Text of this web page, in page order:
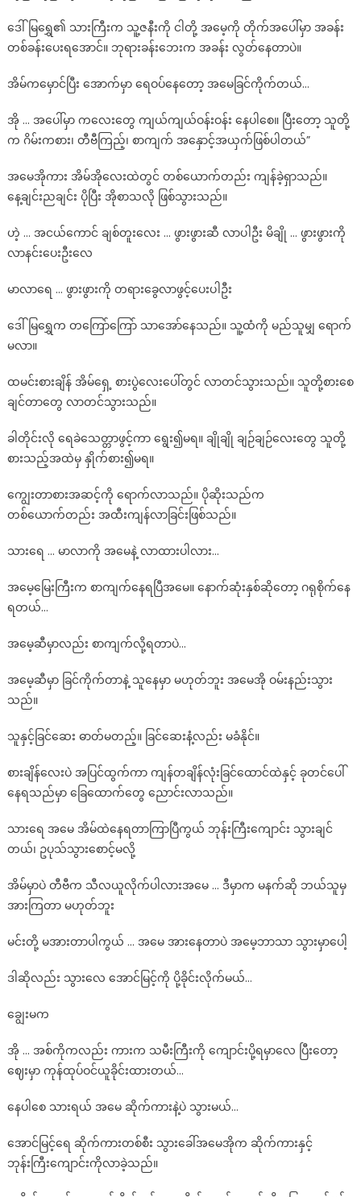
ဒေါ်မြရွှေ၏ သားကြီးက သူ့ဇနီးကို ငါတို့ အမေ့ကို တိုက်အပေါ်မှာ အခန်း
တစ်ခန်းပေးရအောင်။ ဘုရားခန်းဘေးက အခန်း လွတ်နေတာပဲ။
အိမ်ကမှောင်ပြီး အောက်မှာ ရေဝပ်နေတော့ အမေခြင်ကိုက်တယ်…
အို … အပေါ်မှာ ကလေးတွေ ကျယ်ကျယ်ဝန်းဝန်း နေပါစေ။ ပြီးတော့ သူတို့
က ဂိမ်းကစား၊ တီဗီကြည့်၊ စာကျက် အနှောင့်အယှက်ဖြစ်ပါတယ်”
အမေအိုကား အိမ်အိုလေးထဲတွင် တစ်ယောက်တည်း ကျန်ခဲ့ရှာသည်။
နေ့ချင်းညချင်း ပိုပြီး အိုစာသလို ဖြစ်သွားသည်။
ဟဲ့ … အငယ်ကောင် ချစ်တူးလေး … ဖွားဖွားဆီ လာပါဦး မိချို … ဖွားဖွားကို
လာနင်းပေးဦးလေ
မာလာရေ … ဖွားဖွားကို တရားခွေလာဖွင့်ပေးပါဦး
ဒေါ်မြရွှေက တကြော်ကြော် သာအော်နေသည်။ သူ့ထံကို မည်သူမျှ ရောက်
မလာ။
ထမင်းစားချိန် အိမ်ရှေ့ စားပွဲလေးပေါ်တွင် လာတင်သွားသည်။ သူတို့စားစေ
ချင်တာတွေ လာတင်သွားသည်။
ခါတိုင်းလို ရေခဲသေတ္တာဖွင့်ကာ ရွေး၍မရ။ ချိုချို ချဉ်ချဉ်လေးတွေ သူတို့
စားသည့်အထဲမှ နှိုက်စား၍မရ။
ကျွေးတာစားအဆင့်ကို ရောက်လာသည်။ ပိုဆိုးသည်က
တစ်ယောက်တည်း အထီးကျန်လာခြင်းဖြစ်သည်။
သားရေ … မာလာကို အမေနဲ့ လာထားပါလား…
အမေ့မြေးကြီးက စာကျက်နေရပြီအမေ။ နောက်ဆုံးနှစ်ဆိုတော့ ဂရုစိုက်နေ
ရတယ်…
အမေ့ဆီမှာလည်း စာကျက်လို့ရတာပဲ…
အမေ့ဆီမှာ ခြင်ကိုက်တာနဲ့ သူနေမှာ မဟုတ်ဘူး အမေအို ဝမ်းနည်းသွား
သည်။
သူနှင့်ခြင်ဆေး ဓာတ်မတည့်။ ခြင်ဆေးနံ့လည်း မခံနိုင်။
စားချိန်လေးပဲ အပြင်ထွက်ကာ ကျန်တချိန်လုံးခြင်ထောင်ထဲနှင့် ခုတင်ပေါ်
နေရသည်မှာ ခြေထောက်တွေ ညောင်းလာသည်။
သားရေ အမေ အိမ်ထဲနေရတာကြာပြီကွယ် ဘုန်းကြီးကျောင်း သွားချင်
တယ်၊ ဥပုသ်သွားစောင့်မလို့
အိမ်မှာပဲ တီဗီက သီလယူလိုက်ပါလားအမေ … ဒီမှာက မနက်ဆို ဘယ်သူမှ
အားကြတာ မဟုတ်ဘူး
မင်းတို့ မအားတာပါကွယ် … အမေ အားနေတာပဲ အမေ့ဘာသာ သွားမှာပေါ့
ဒါဆိုလည်း သွားလေ အောင်မြင့်ကို ပို့ခိုင်းလိုက်မယ်…
ချွေးမက
အို … အစ်ကိုကလည်း ကားက သမီးကြီးကို ကျောင်းပို့ရမှာလေ ပြီးတော့
ဈေးမှာ ကုန်ထုပ်ဝင်ယူခိုင်းထားတယ်…
နေပါစေ သားရယ် အမေ ဆိုက်ကားနဲ့ပဲ သွားမယ်…
အောင်မြင့်ရေ ဆိုက်ကားတစ်စီး သွားခေါ်အမေအိုက ဆိုက်ကားနှင့်
ဘုန်းကြီးကျောင်းကိုလာခဲ့သည်။